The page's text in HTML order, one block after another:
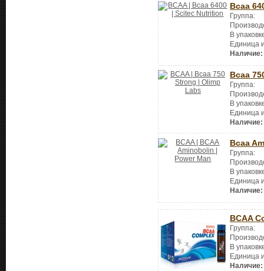
Bcaa
Группа:
В
Единица
Наличие:
Bcaa
Группа:
В
Единица
Наличие:
Bcaa
Группа:
В
Единица
Наличие:
BCAA
Группа:
В
Единица
Наличие: